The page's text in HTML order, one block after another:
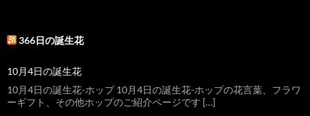
366日の誕生花
10月4日の誕生花
10月4日の誕生花-ホップ 10月4日の誕生花-ホップの花言葉、フラワ
ーギフト、その他ホップのご紹介ページです […]